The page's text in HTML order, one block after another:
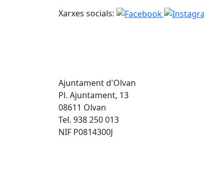
Xarxes socials:
Ajuntament d'Olvan
Pl. Ajuntament, 13
08611 Olvan
Tel. 938 250 013
NIF P0814300J